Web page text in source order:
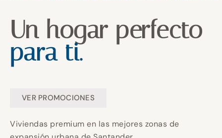
Construyendo
tu hogar en
CANTABRIA.
Invierte en
calidad y
Un hogar
perfecto
para ti.
Construyendo
tu hogar en
CANTABRIA.
Invierte en
calidad y
Un hogar
perfecto
para ti.
Construyendo
tu hogar en
CANTABRIA.
Invierte en
calidad y
Un hogar
perfecto
para ti.
Un hogar perfecto
para ti.
VER PROMOCIONES
Viviendas premium en las mejores zonas de